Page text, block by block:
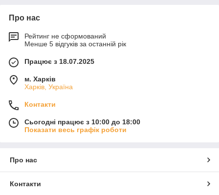
Про нас
Рейтинг не сформований
Менше 5 відгуків за останній рік
Працює з 18.07.2025
м. Харків
Харків, Україна
Контакти
Сьогодні працює з 10:00 до 18:00
Показати весь графік роботи
Про нас
Контакти